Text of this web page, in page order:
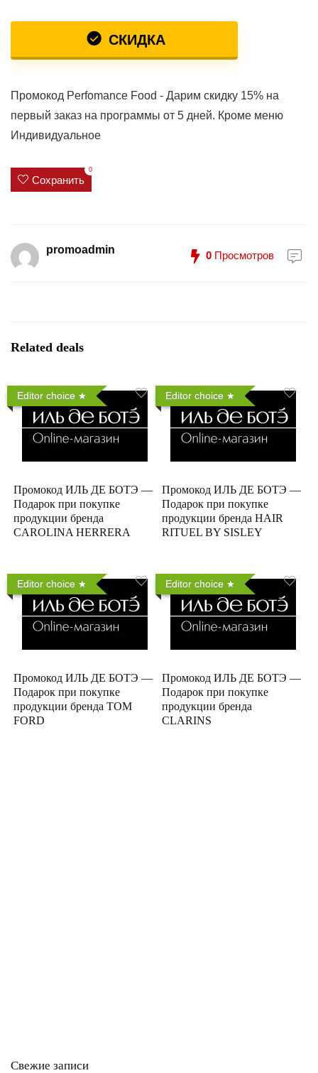
СКИДКА
Промокод Perfomance Food - Дарим скидку 15% на
первый заказ на программы от 5 дней. Кроме меню
Индивидуальное
Сохранить
0
promoadmin 0 Просмотров
Related deals
Editor choice
Промокод ИЛЬ ДЕ БОТЭ —
Подарок при покупке
продукции бренда
CAROLINA HERRERA
Editor choice
Промокод ИЛЬ ДЕ БОТЭ —
Подарок при покупке
продукции бренда HAIR
RITUEL BY SISLEY
Editor choice
Промокод ИЛЬ ДЕ БОТЭ —
Подарок при покупке
продукции бренда TOM
FORD
Editor choice
Промокод ИЛЬ ДЕ БОТЭ —
Подарок при покупке
продукции бренда
CLARINS
Свежие записи